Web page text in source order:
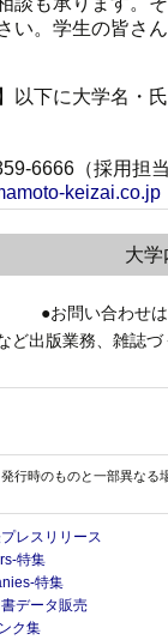
い。学生の皆さ
以下に大学名・
6666（採用担
keizai.co.jp
大
●お問い合わせ
ど出版業務、雑誌
行時のものと一部異な
プレスリリース
特集
特集
データ販売
ク集